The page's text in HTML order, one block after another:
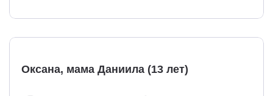
Оксана, мама Даниила (13 лет)